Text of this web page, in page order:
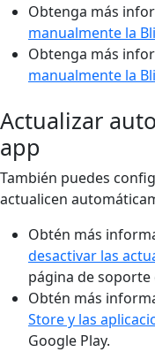
Obtenga más
manualmente la
Obtenga más
manualmente la
Actualizar
app
También puedes
actualicen
Obtén más
desactivar las
página de soporte
Obtén más
Store y las
Google Play.